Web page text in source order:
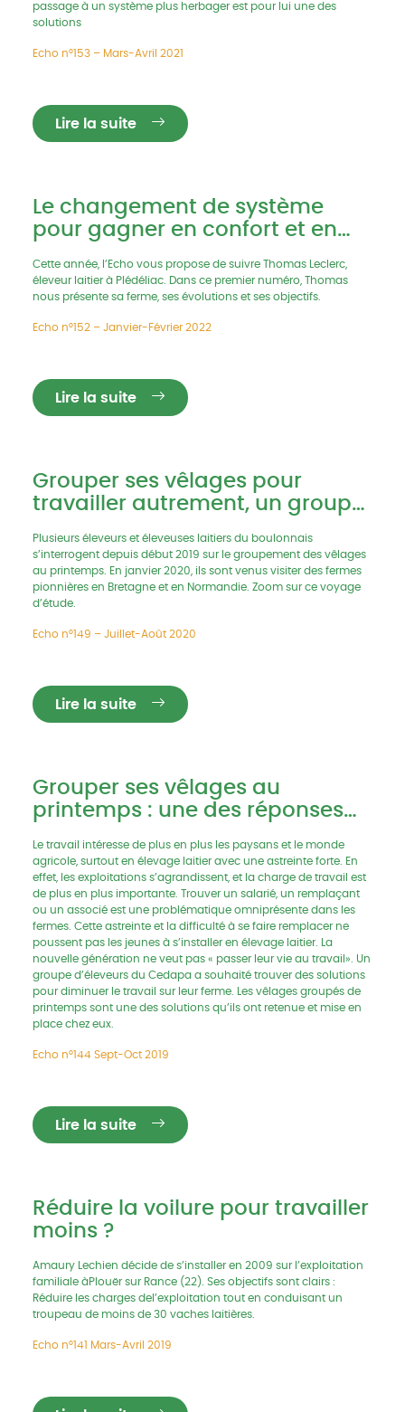
passage à un système plus herbager est pour lui une des
solutions
Echo n°153 – Mars-Avril 2021
Lire la suite
Le changement de système
pour gagner en confort et en
Cette année, l’Echo vous propose de suivre Thomas Leclerc,
éleveur laitier à Plédéliac. Dans ce premier numéro, Thomas
nous présente sa ferme, ses évolutions et ses objectifs.
Echo n°152 – Janvier-Février 2022
Lire la suite
Grouper ses vêlages pour
travailler autrement, un groupe
s’interroge
Plusieurs éleveurs et éleveuses laitiers du boulonnais
s’interrogent depuis début 2019 sur le groupement des vêlages
au printemps. En janvier 2020, ils sont venus visiter des fermes
pionnières en Bretagne et en Normandie. Zoom sur ce voyage
d’étude.
Echo n°149 – Juillet-Août 2020
Lire la suite
Grouper ses vêlages au
printemps : une des réponses
travail en élevage laitier
Le travail intéresse de plus en plus les paysans et le monde
agricole, surtout en élevage laitier avec une astreinte forte. En
effet, les exploitations s’agrandissent, et la charge de travail est
de plus en plus importante. Trouver un salarié, un remplaçant
ou un associé est une problématique omniprésente dans les
fermes. Cette astreinte et la difficulté à se faire remplacer ne
poussent pas les jeunes à s’installer en élevage laitier. La
nouvelle génération ne veut pas « passer leur vie au travail». Un
groupe d’éleveurs du Cedapa a souhaité trouver des solutions
pour diminuer le travail sur leur ferme. Les vêlages groupés de
printemps sont une des solutions qu’ils ont retenue et mise en
place chez eux.
Echo n°144 Sept-Oct 2019
Lire la suite
Réduire la voilure pour travailler
moins ?
Amaury Lechien décide de s’installer en 2009 sur l’exploitation
familiale àPlouër sur Rance (22). Ses objectifs sont clairs :
Réduire les charges del’exploitation tout en conduisant un
troupeau de moins de 30 vaches laitières.
Echo n°141 Mars-Avril 2019